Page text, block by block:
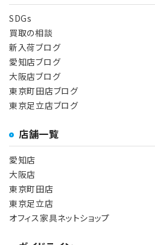
SDGs
買取の相談
新入荷ブログ
愛知店ブログ
大阪店ブログ
東京町田店ブログ
東京足立店ブログ
店舗一覧
愛知店
大阪店
東京町田店
東京足立店
オフィス家具ネットショップ